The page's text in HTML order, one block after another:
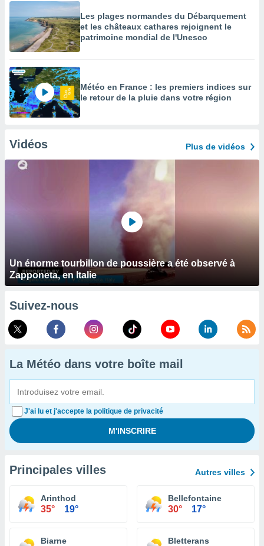
Les plages normandes du Débarquement
et les châteaux cathares rejoignent le
patrimoine mondial de l'Unesco
Météo en France : les premiers indices sur
le retour de la pluie dans votre région
Vidéos Plus de vidéos
Un énorme tourbillon de poussière a été observé à
Zapponeta, en Italie
Suivez-nous
La Météo dans votre boîte mail
J'ai lu et j'accepte la politique de privacité
Principales villes Autres villes
Arinthod
35° 19°
Bellefontaine
30° 17°
Biarne Bletterans